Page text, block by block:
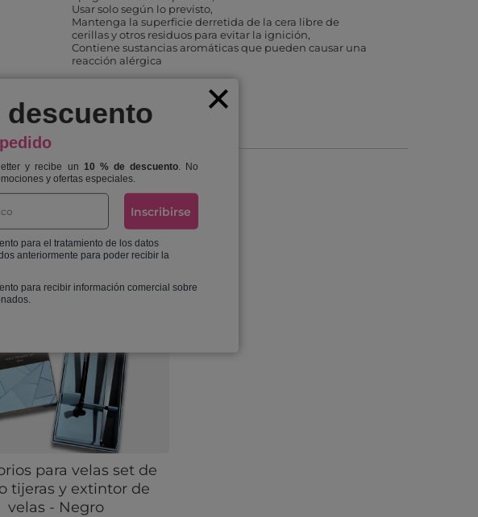
Usar solo según lo previsto
Mantenga la superficie derretida de la cera libre de
cerillas y otros residuos para evitar la ignición
Contiene sustancias aromáticas que pueden causar una
reacción alérgica
para velas set de
tijeras y extintor de
velas - Negro
descuento
y recibe un 10 % de descuento. No
y ofertas especiales.
Inscribirse
para el tratamiento de los datos
anteriormente para poder recibir la
para recibir información comercial sobre